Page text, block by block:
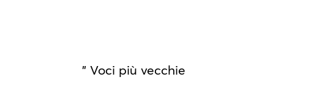
" Voci più vecchie